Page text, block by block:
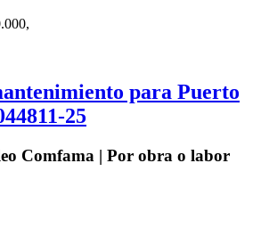
para Puerto
25
Comfama | Por obra o labor